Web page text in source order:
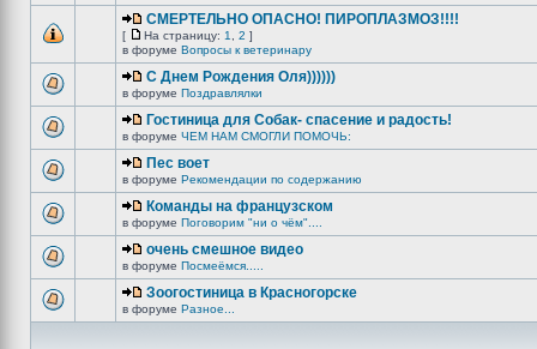
СМЕРТЕЛЬНО ОПАСНО! ПИРОПЛАЗМОЗ!!!!
[ На страницу: 1 2 ]
в форуме Вопросы к ветеринару
С Днем Рождения Оля))))))
в форуме Поздравлялки
Гостиница для Собак- спасение и радость!
в форуме ЧЕМ НАМ СМОГЛИ ПОМОЧЬ:
Пес воет
в форуме Рекомендации по содержанию
Команды на французском
в форуме Поговорим "ни о чём"....
очень смешное видео
в форуме Посмеёмся.....
Зоогостиница в Красногорске
в форуме Разное...